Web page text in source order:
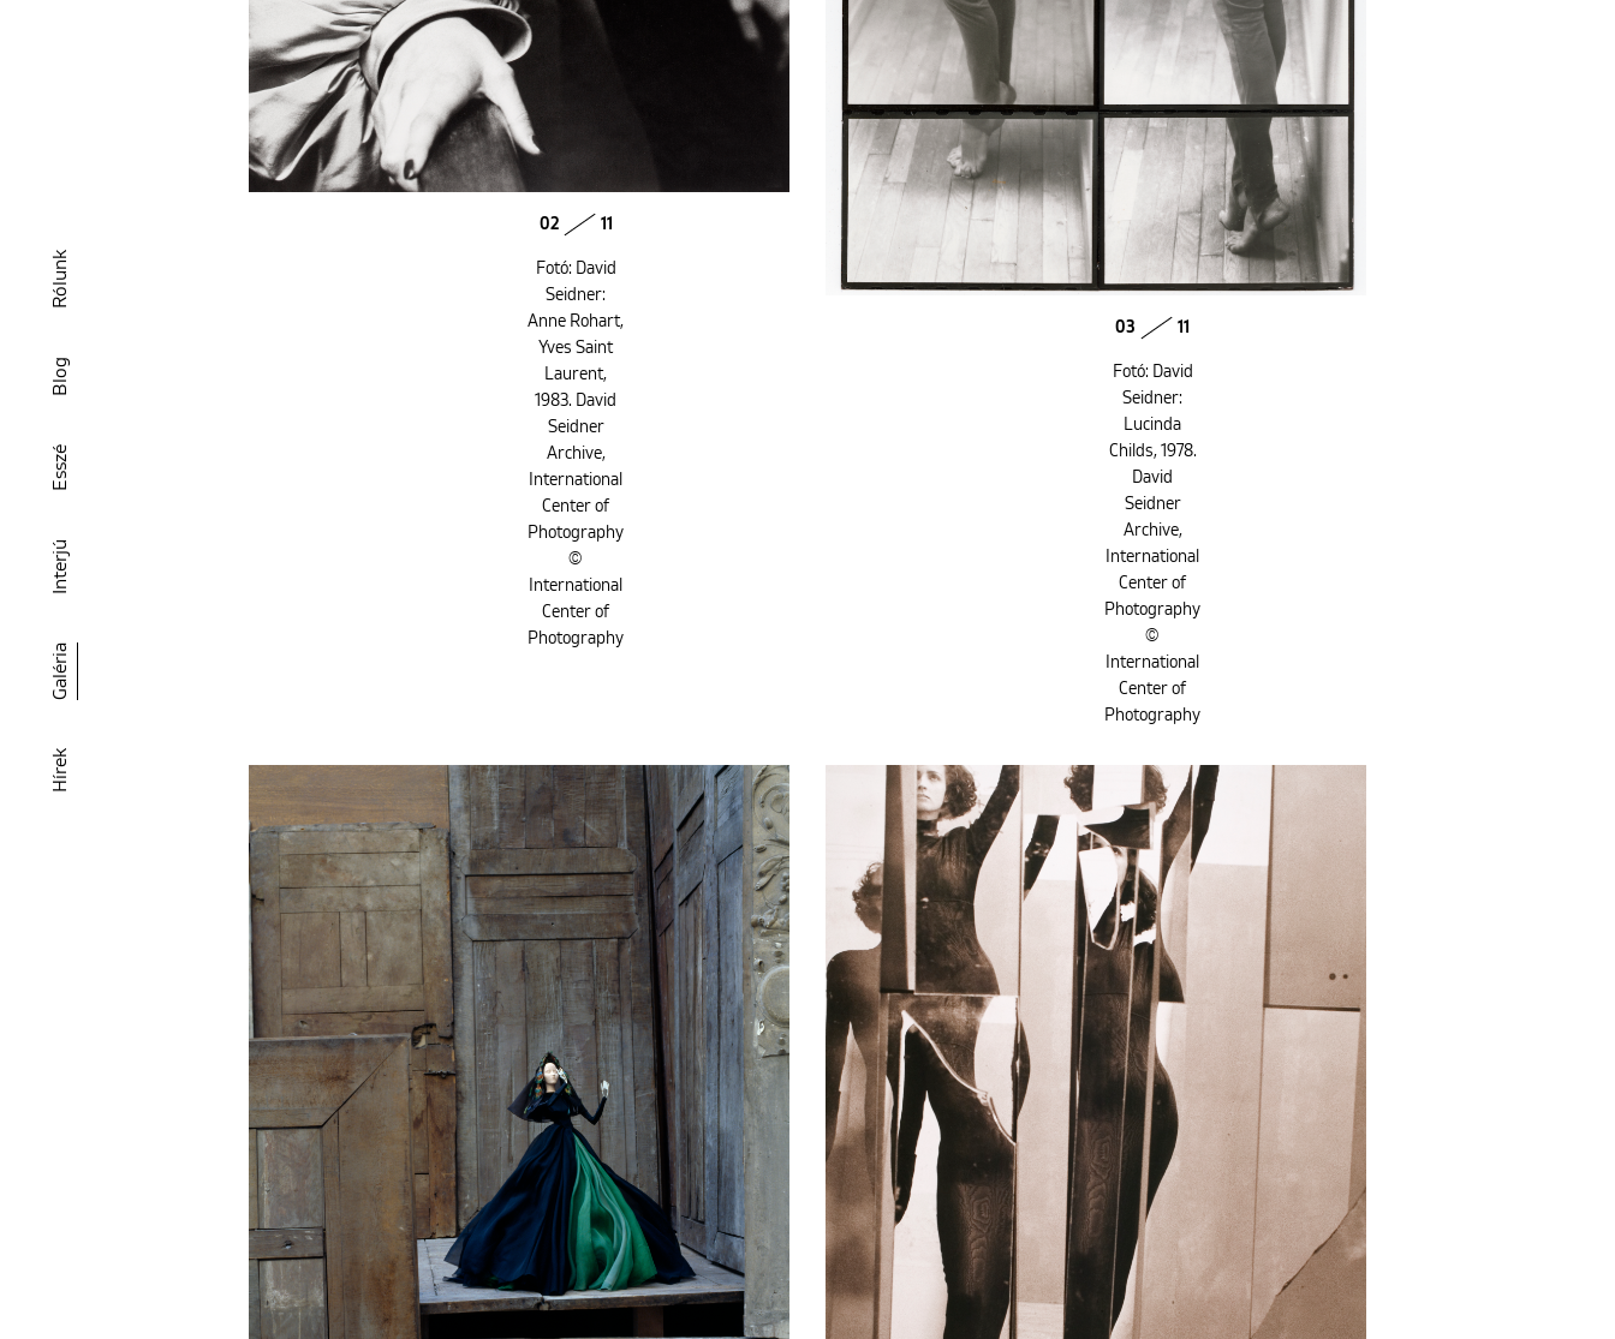
Hírek
Galéria
Interjú
Esszé
Blog
Rólunk
02 11
Fotó: David
Seidner:
Anne Rohart,
Yves Saint
Laurent,
1983. David
Seidner
Archive,
International
Center of
Photography
©
International
Center of
Photography
03 11
Fotó: David
Seidner:
Lucinda
Childs, 1978.
David
Seidner
Archive,
International
Center of
Photography
©
International
Center of
Photography